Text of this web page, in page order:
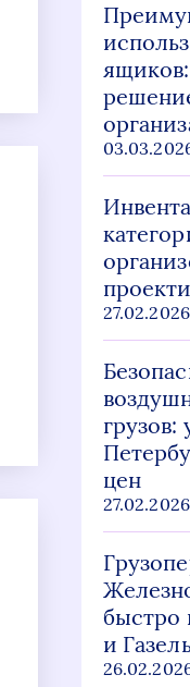
27.02.2026
грузов:
цен
27.02.2026
быстро
и